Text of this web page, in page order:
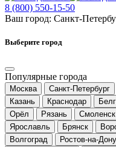
8 (800) 550-15-50
Ваш город: Санкт-
Выберите город
Популярные города
Москва Санкт-Петербург
Казань
Краснодар
Орёл
Рязань Смоленск
Ярославль
Брянск
Волгоград
Ростов-на-Дону